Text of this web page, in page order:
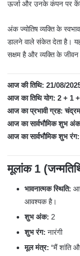
ऊर्जा और उनके कंपन पर
अंक ज्योतिष व्यक्ति के
डालने वाले संकेत देता है। यह
सक्षम है और व्यक्ति के
आज की तिथि: 21/08/
आज का तिथि योग: 2 +
आज का प्रभावी ग्रह:
आज का सार्वभौमिक शुभ
आज का सार्वभौमिक शुभ
मूलांक 1
भावनात्मक स्थिति:
आवश्यक है।
शुभ अंक: 2
शुभ रंग: नारंगी
मूल मंत्र: “मैं शांति